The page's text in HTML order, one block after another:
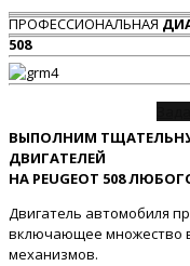
ПРОФЕССИОНАЛЬНАЯ
508
ВЫПОЛНИМ
ДВИГАТЕЛЕЙ
НА PEUGEOT 508
Двигатель автомобиля
включающее множество
механизмов.